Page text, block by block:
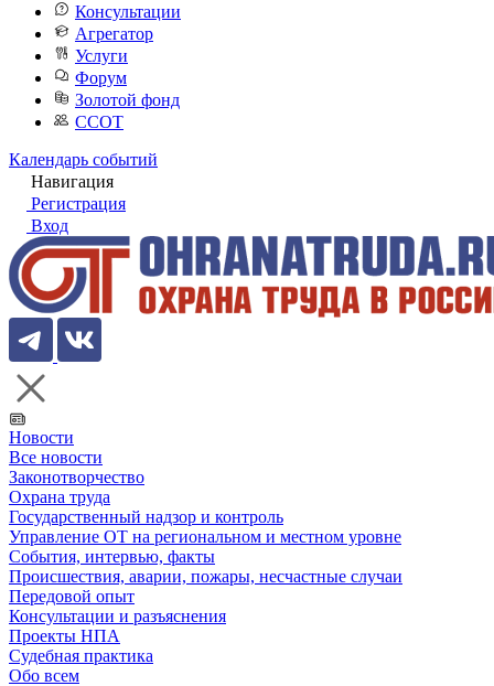
Консультации
Агрегатор
Услуги
Форум
Золотой фонд
ССОТ
Календарь событий
Навигация
Регистрация
Вход
Новости
Все новости
Законотворчество
Охрана труда
Государственный надзор и контроль
Управление ОТ на региональном и местном уровне
События, интервью, факты
Происшествия, аварии, пожары, несчастные случаи
Передовой опыт
Консультации и разъяснения
Проекты НПА
Судебная практика
Обо всем